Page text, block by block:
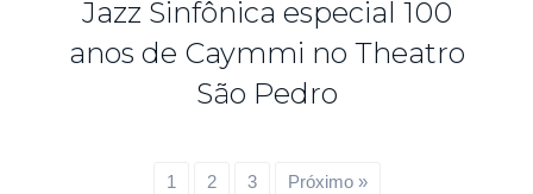
Jazz Sinfônica especial 100
anos de Caymmi no Theatro
São Pedro
1 2 3 Próximo »